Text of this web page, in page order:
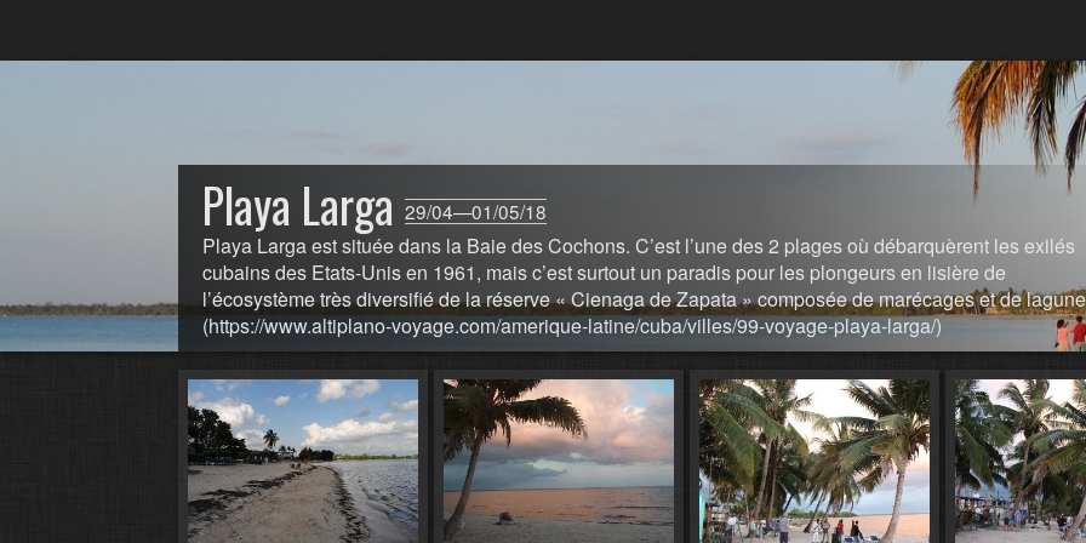
Playa Larga 29/04—01/05/18
Playa Larga est située dans la Baie des Cochons. C’est l’une des 2 plages où débarquèrent les exilés
cubains des Etats-Unis en 1961, mais c’est surtout un paradis pour les plongeurs en lisière de
l’écosystème très diversifié de la réserve « Cienaga de Zapata » composée de marécages et de
(https://www.altiplano-voyage.com/amerique-latine/cuba/villes/99-voyage-playa-larga/)